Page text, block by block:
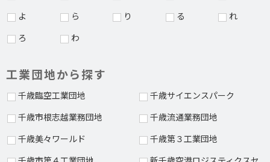
よ
ら り る
れ
ろ
わ
工業団地から探す
千歳臨空工業団地
千歳サイエンスパーク
千歳市根志越業務団地
千歳流通業務団地
千歳美々ワールド
千歳第３工業団地